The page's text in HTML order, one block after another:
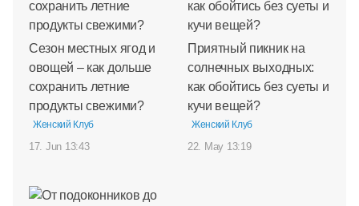
Сезон местных ягод и
овощей – как дольше
сохранить летние
продукты свежими?
Женский Клуб
17. Jun 13:43
Приятный пикник на
солнечных выходных:
как обойтись без суеты и
кучи вещей?
Женский Клуб
22. May 13:19